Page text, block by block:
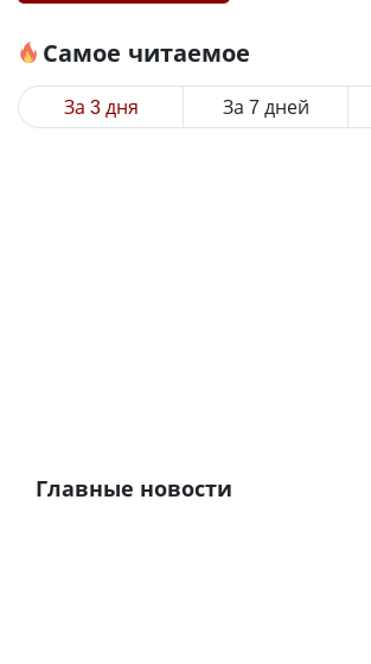
Самое читаемое
За 3 дня За 7 дней
Главные новости